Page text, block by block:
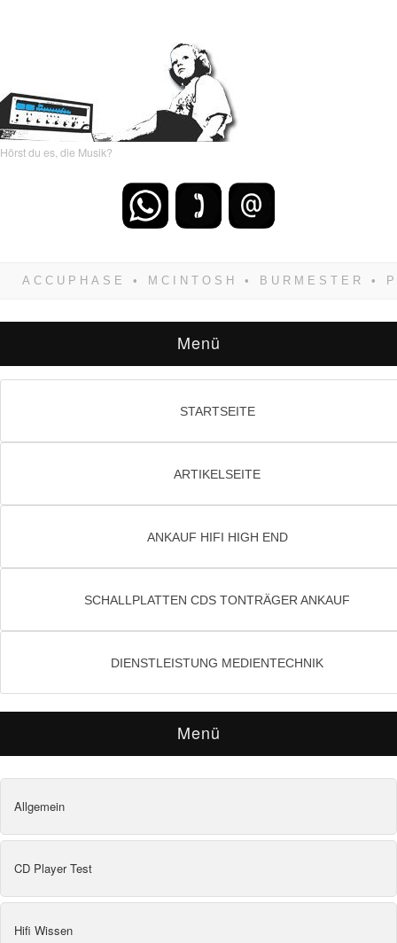
Hörst du es, die Musik?
zwangsläufig siegen! Und noch was: Hifi
Menü
STARTSEITE
ARTIKELSEITE
ANKAUF HIFI HIGH END
SCHALLPLATTEN CDS TONTRÄGER ANKAUF
DIENSTLEISTUNG MEDIENTECHNIK
Menü
Allgemein
CD Player Test
Hifi Wissen